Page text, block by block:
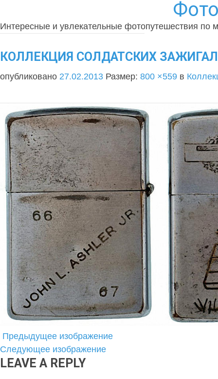
Интересные и увлекательные фотопутешествия по
КОЛЛЕКЦИЯ СОЛДАТСКИХ
опубликовано 27.02.2013 Размер: 800 ×559 в
Предыдущее изображение
Следующее изображение
LEAVE A REPLY